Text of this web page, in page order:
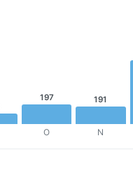
197
O
191
N